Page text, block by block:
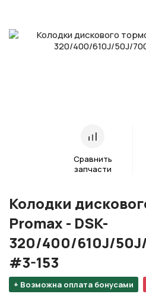
Сравнить
запчасти
+ Возможна оплата бонусами
Колодки
Promax - DSK-
320/400/610J/
#3-153